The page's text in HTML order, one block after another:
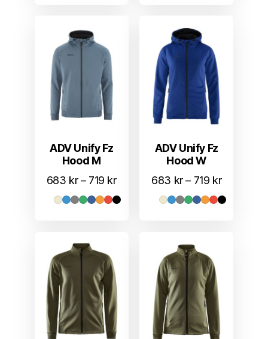
ADV Unify Fz
Hood M
683 kr – 719 krPrisområde:
683 kr
ADV Unify Fz
Hood W
683 kr – 719 kr
683 kr